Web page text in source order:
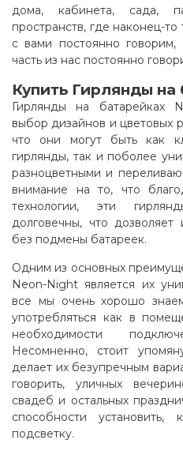
дома, кабинета, сада,
пространств, где наконец-
с вами постоянно
часть из нас постоянно
Купить Гирлянды на
Гирлянды на батарейках
выбор дизайнов и цветовых
что они могут быть как
гирлянды, так и поболее
разноцветными и
внимание на то, что
технологии, эти
долговечны, что
без подмены батареек.
Одним из основных
Neon-Night является их
все мы очень хорошо
употребляться как в
необходимости
Несомненно, стоит
делает их безупречным
говорить, уличных
свадеб и остальных
способности установить,
подсветку.